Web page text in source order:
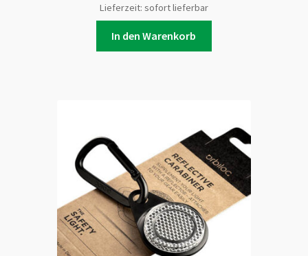
Lieferzeit: sofort lieferbar
In den Warenkorb